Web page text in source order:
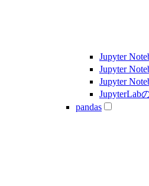
Jupyter
Jupyter
Jupyter
JupyterLab
pandas